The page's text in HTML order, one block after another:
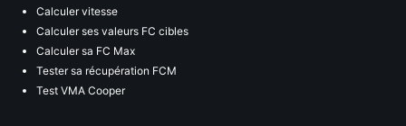
Calculer vitesse
Calculer ses valeurs FC cibles
Calculer sa FC Max
Tester sa récupération FCM
Test VMA Cooper